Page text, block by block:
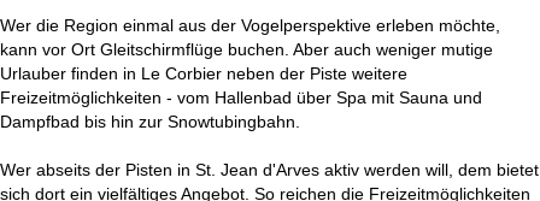
Wer die Region einmal aus der Vogelperspektive erleben möchte,
kann vor Ort Gleitschirmflüge buchen. Aber auch weniger mutige
Urlauber finden in Le Corbier neben der Piste weitere
Freizeitmöglichkeiten - vom Hallenbad über Spa mit Sauna und
Dampfbad bis hin zur Snowtubingbahn.
Wer abseits der Pisten in St. Jean d'Arves aktiv werden will, dem bietet
sich dort ein vielfältiges Angebot. So reichen die Freizeitmöglichkeiten